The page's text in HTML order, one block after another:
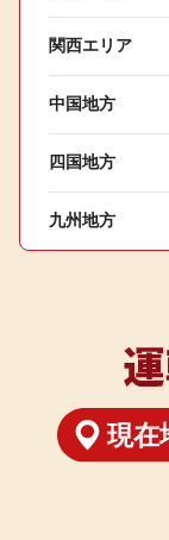
関西エリア
中国地方
四国地方
九州地方